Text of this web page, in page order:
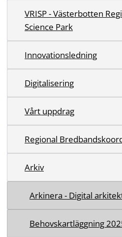
VRISP - Västerbotten
Science Park
Innovationsledning
Digitalisering
Vårt uppdrag
Regional
Arkiv
Arkinera - Digital
Behovskartläggning